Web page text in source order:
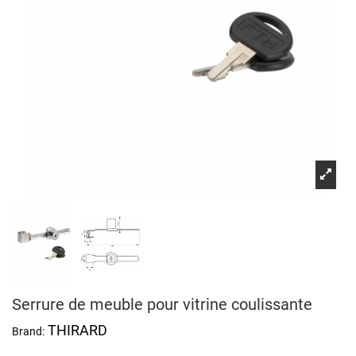
Serrure de meuble pour vitrine coulissante
Brand: THIRARD